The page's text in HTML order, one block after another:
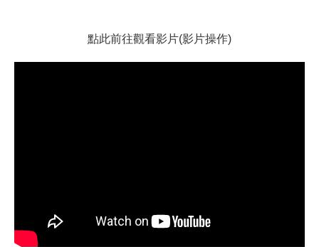
點此前往觀看影片(影片操作)